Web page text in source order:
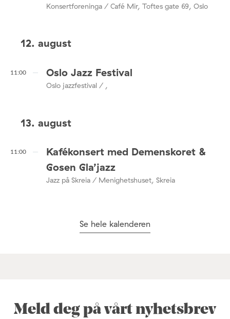
Konsertforeninga / Café Mir, Toftes gate 69, Oslo
12. august
11:00 Oslo Jazz Festival
Oslo jazzfestival / ,
13. august
11:00
Kafékonsert med Demenskoret &
Gosen Gla’jazz
Jazz på Skreia / Menighetshuset, Skreia
Se hele kalenderen
Meld deg på vårt nyhetsbrev